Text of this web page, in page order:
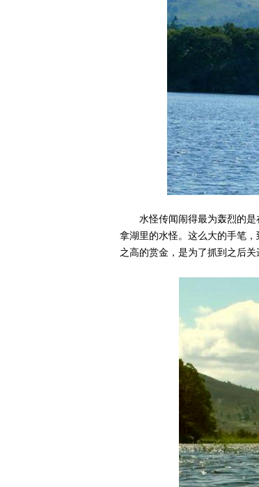
水怪传闻闹得最为轰烈的
拿湖里的水怪。这么大的手笔
之高的赏金，是为了抓到之后